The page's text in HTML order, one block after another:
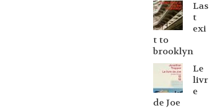
Las
t
exi
t to
brooklyn
Le
livr
e
de Joe